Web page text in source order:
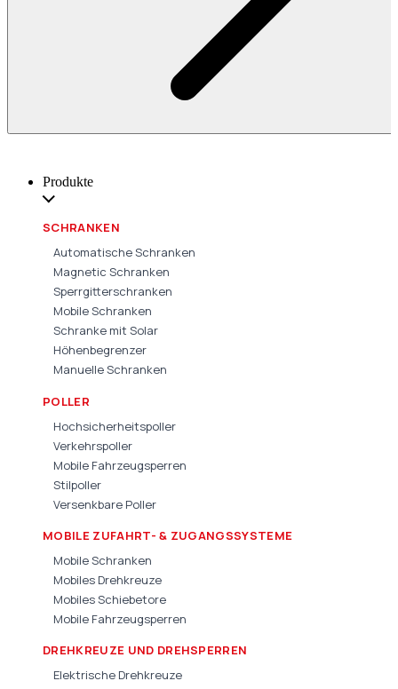
Produkte
SCHRANKEN
Automatische Schranken
Magnetic Schranken
Sperrgitterschranken
Mobile Schranken
Schranke mit Solar
Höhenbegrenzer
Manuelle Schranken
POLLER
Hochsicherheitspoller
Verkehrspoller
Mobile Fahrzeugsperren
Stilpoller
Versenkbare Poller
MOBILE ZUFAHRT- & ZUGANGSSYSTEME
Mobile Schranken
Mobiles Drehkreuze
Mobiles Schiebetore
Mobile Fahrzeugsperren
DREHKREUZE UND DREHSPERREN
Elektrische Drehkreuze